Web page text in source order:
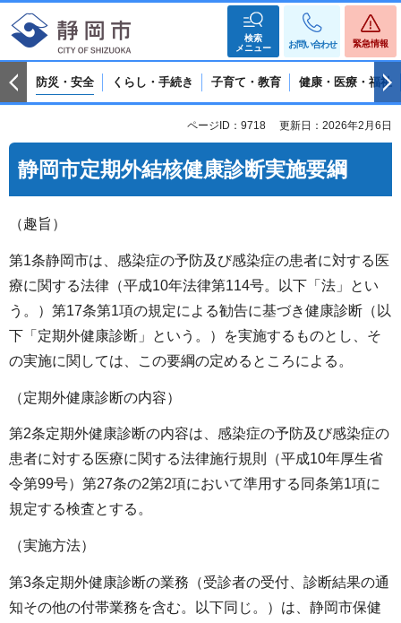
検索
メニュー
お問い合わせ 緊急情報
防災・安全 くらし・手続き 子育て・教育 健康・医療・福祉
ページID：9718 更新日：2026年2月6日
静岡市定期外結核健康診断実施要綱
（趣旨）
第1条静岡市は、感染症の予防及び感染症の患者に対する医
療に関する法律（平成10年法律第114号。以下「法」とい
う。）第17条第1項の規定による勧告に基づき健康診断（以
下「定期外健康診断」という。）を実施するものとし、そ
の実施に関しては、この要綱の定めるところによる。
（定期外健康診断の内容）
第2条定期外健康診断の内容は、感染症の予防及び感染症の
患者に対する医療に関する法律施行規則（平成10年厚生省
令第99号）第27条の2第2項において準用する同条第1項に
規定する検査とする。
（実施方法）
第3条定期外健康診断の業務（受診者の受付、診断結果の通
知その他の付帯業務を含む。以下同じ。）は、静岡市保健